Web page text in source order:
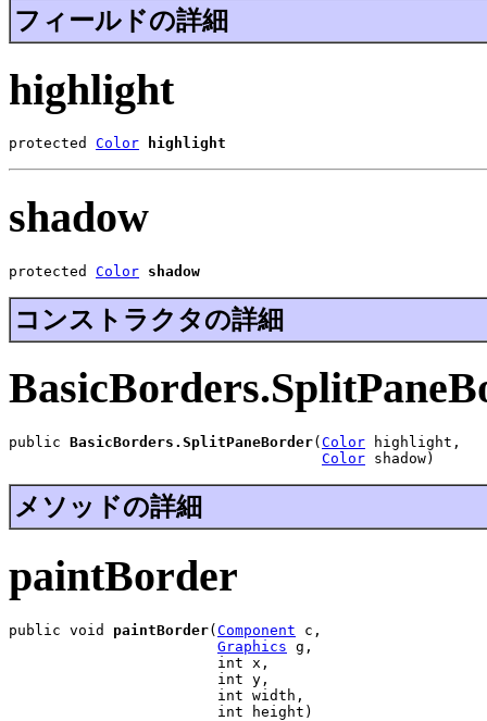
フィールドの詳細
highlight
protected Color highlight
shadow
protected Color shadow
コンストラクタの詳細
public BasicBorders.SplitPaneBorder( Color highlight,
Color shadow)
メソッドの詳細
paintBorder
public void paintBorder(Component c,
Graphics g,
                        int x,
                        int y,
                        int width,
                        int height)